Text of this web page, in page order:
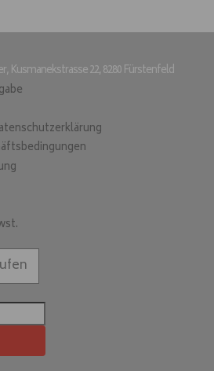
Kusmanekstrasse 22, 8280 Fürstenfeld